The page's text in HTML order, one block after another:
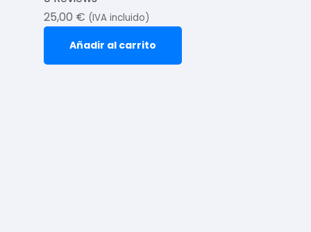
25,00 € (IVA incluido)
Añadir al carrito